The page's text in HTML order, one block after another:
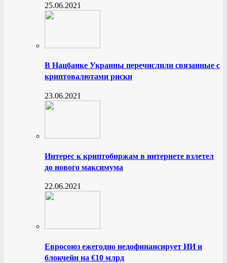
25.06.2021
В Нацбанке Украины перечислили связанные с
криптовалютами риски
23.06.2021
Интерес к криптобиржам в интернете взлетел
до нового максимума
22.06.2021
Евросоюз ежегодно недофинансирует ИИ и
блокчейн на €10 млрд